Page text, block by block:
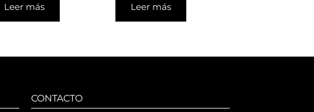
Leer más Leer más
CONTACTO